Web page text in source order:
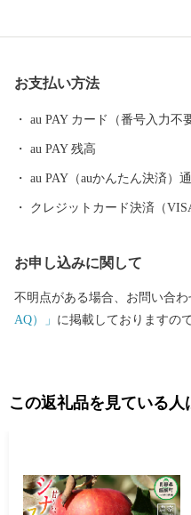
ど果樹の一大産地として発展
お支払い方法
au PAY カード（番号入力不
au PAY 残高
au PAY（auかんたん決済）
クレジットカード決済（
お申し込みに関して
不明点がある場合、お問い合
AQ）」 に掲載しておりますの
この返礼品を見ている人